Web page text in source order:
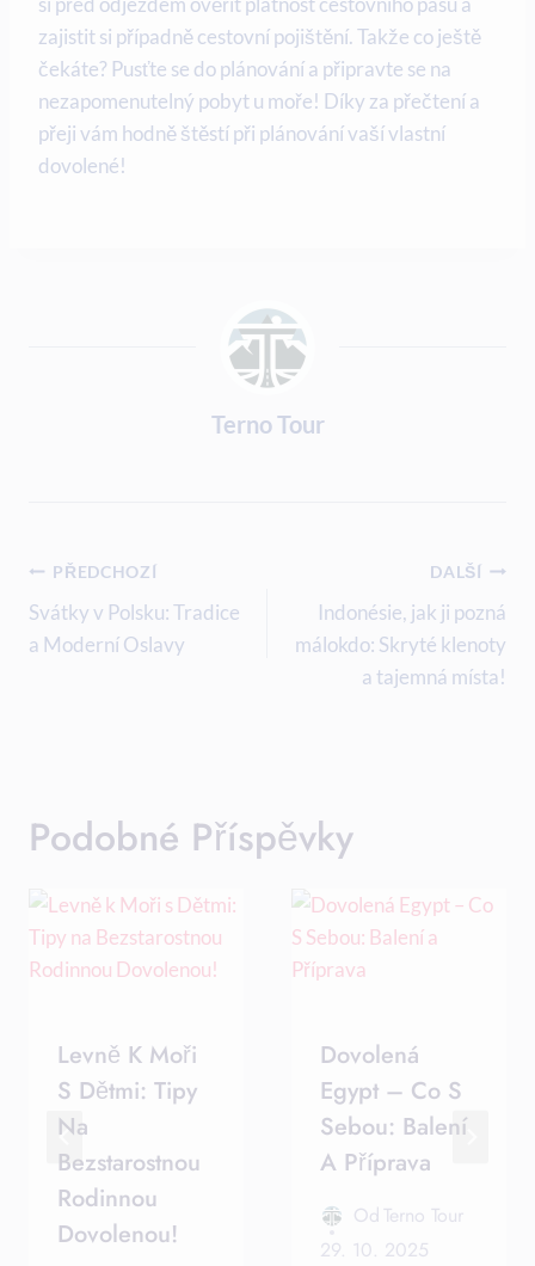
zajistit si ‍případně cestovní‍ pojištění. ​Takže co ještě
⁢čekáte? Pusťte se ⁤do plánování​ a připravte se‍ na
nezapomenutelný ⁣pobyt u⁤ moře! Díky za⁤ přečtení a
přeji vám hodně štěstí při plánování vaší vlastní ​
dovolené!
Terno Tour
Navigace
Pro
Příspěvek
PŘEDCHOZÍ
Svátky v Polsku: Tradice
a Moderní Oslavy
DALŠÍ
Indonésie, jak ji pozná
málokdo: Skryté klenoty
a tajemná místa!
Podobné Příspěvky
Levně K Moři
S Dětmi: Tipy
Na
Bezstarostnou
Rodinnou
Dovolenou!
Dovolená
Egypt – Co S
Sebou: Balení
A Příprava
Od Terno Tour
29. 10. 2025